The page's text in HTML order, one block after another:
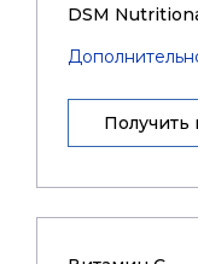
DSM
Получить